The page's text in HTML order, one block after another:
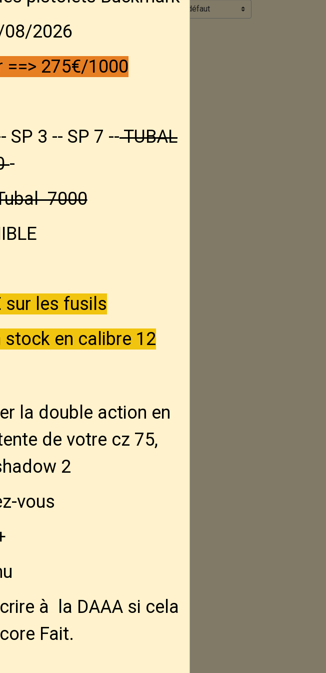
08/2026
==> 275€/1000
SP 3 -- SP 7 --TUBAL
-
7000
sur les fusils
stock en calibre 12
la double action en
de votre cz 75,
2
vous
à la DAAA si cela
Fait.